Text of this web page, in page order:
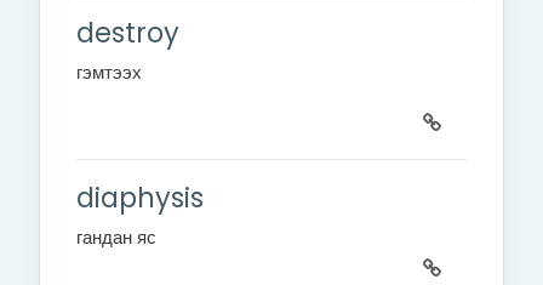
destroy
гэмтээх
diaphysis
гандан яс